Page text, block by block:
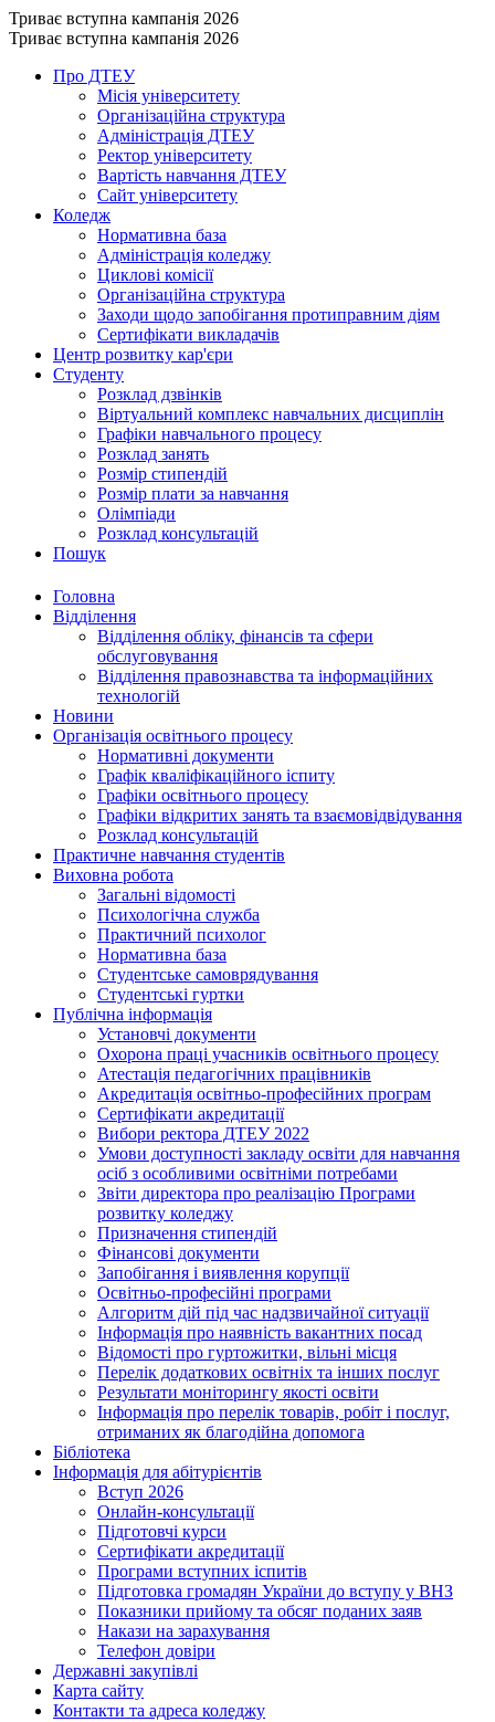
Триває вступна кампанія 2026
Триває вступна кампанія 2026
Про ДТЕУ
Місія університету
Організаційна структура
Адміністрація ДТЕУ
Ректор університету
Вартість навчання ДТЕУ
Сайт університету
Коледж
Нормативна база
Адміністрація коледжу
Циклові комісії
Організаційна структура
Заходи щодо запобігання протиправним діям
Сертифікати викладачів
Центр розвитку кар'єри
Студенту
Розклад дзвінків
Віртуальний комплекс навчальних дисциплін
Графіки навчального процесу
Розклад занять
Розмір стипендій
Розмір плати за навчання
Олімпіади
Розклад консультацій
Пошук
Головна
Відділення
Відділення обліку, фінансів та сфери
обслуговування
Відділення правознавства та інформаційних
технологій
Новини
Організація освітнього процесу
Нормативні документи
Графік кваліфікаційного іспиту
Графіки освітнього процесу
Графіки відкритих занять та взаємовідвідування
Розклад консультацій
Практичне навчання студентів
Виховна робота
Загальні відомості
Психологічна служба
Практичний психолог
Нормативна база
Студентське самоврядування
Студентські гуртки
Публічна інформація
Установчі документи
Охорона праці учасників освітнього процесу
Атестація педагогічних працівників
Акредитація освітньо-професійних програм
Сертифікати акредитації
Вибори ректора ДТЕУ 2022
Умови доступності закладу освіти для навчання
осіб з особливими освітніми потребами
Звіти директора про реалізацію Програми
розвитку коледжу
Призначення стипендій
Фінансові документи
Запобігання і виявлення корупції
Освітньо-професійні програми
Алгоритм дій під час надзвичайної ситуації
Інформація про наявність вакантних посад
Відомості про гуртожитки, вільні місця
Перелік додаткових освітніх та інших послуг
Результати моніторингу якості освіти
Інформація про перелік товарів, робіт і послуг,
отриманих як благодійна допомога
Бібліотека
Інформація для абітурієнтів
Вступ 2026
Онлайн-консультації
Підготовчі курси
Сертифікати акредитації
Програми вступних іспитів
Підготовка громадян України до вступу у ВНЗ
Показники прийому та обсяг поданих заяв
Накази на зарахування
Телефон довіри
Державні закупівлі
Карта сайту
Контакти та адреса коледжу